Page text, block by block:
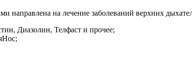
направлена на лечение заболеваний верхних
Диазолин, Телфаст и прочее;